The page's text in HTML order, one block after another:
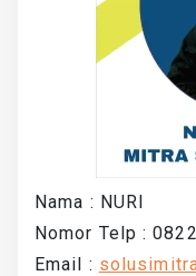
Nama : NURI
Nomor Telp :
Email :